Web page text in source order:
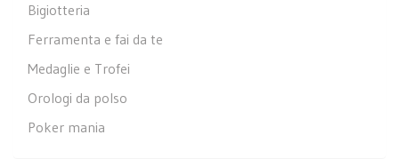
Bigiotteria
Ferramenta e fai da te
Medaglie e Trofei
Orologi da polso
Poker mania